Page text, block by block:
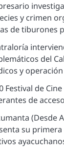
y crimen
de tiburones
del
y
Festival de
de
(Desde
su